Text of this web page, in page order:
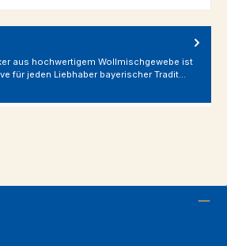
aus hochwertigem Wollmischgewebe ist
für jeden Liebhaber bayerischer Tradit…